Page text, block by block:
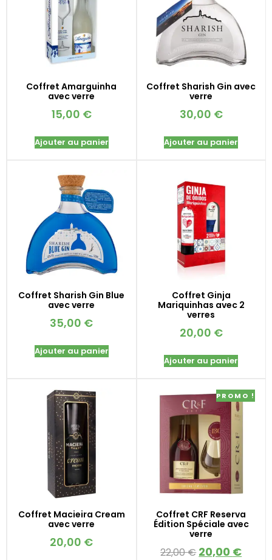
Coffret Amarguinha
avec verre
15,00 €
Ajouter au panier
Coffret Sharish Gin avec
verre
30,00 €
Ajouter au panier
Coffret Sharish Gin Blue
avec verre
35,00 €
Ajouter au panier
Coffret Ginja
Mariquinhas avec 2
verres
20,00 €
Ajouter au panier
Coffret Macieira Cream
avec verre
20,00 €
PROMO !
Coffret CRF Reserva
Édition Spéciale avec
verre
22,00€ 20,00 €